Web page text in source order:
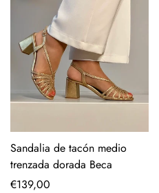
Sandalia de tacón medio
trenzada dorada Beca
Precio
€139,00